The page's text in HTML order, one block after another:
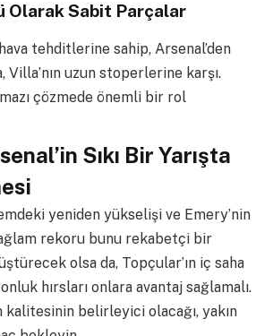
Olarak Sabit Parçalar
tehditlerine sahip, Arsenal’den
Villa’nın uzun stoperlerine karşı.
çözmede önemli bir rol
Sıkı Bir Yarışta
yeniden yükselişi ve Emery’nin
rekoru bunu rekabetçi bir
olsa da, Topçular’ın iç saha
hırsları onlara avantaj sağlamalı.
kalitesinin belirleyici olacağı, yakın